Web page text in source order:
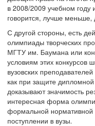
в 2008/2009 учебном году
говорится, лучше меньше,
С другой стороны, есть
олимпиады творческих
МГТУ им. Баумана или
условиям этих конкурсов
вузовских
как при защите
доказывают значимость
интересная форма
формальной нормативной
поступлении в вузы.